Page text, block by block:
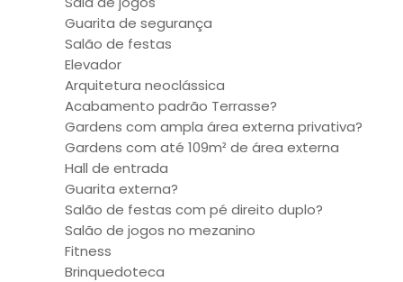
Guarita de segurança
Salão de festas
Elevador
Arquitetura neoclássica
Acabamento padrão Terrasse?
Gardens com ampla área externa privativa?
Gardens com até 109m² de área externa
Hall de entrada
Guarita externa?
Salão de festas com pé direito duplo?
Salão de jogos no mezanino
Fitness
Brinquedoteca